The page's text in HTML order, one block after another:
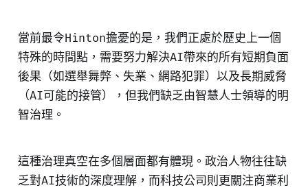
當前最令Hinton擔憂的是，我們正處於歷史上一個
特殊的時間點，需要努力解決AI帶來的所有短期負面
後果（如選舉舞弊、失業、網路犯罪）以及長期威脅
（AI可能的接管），但我們缺乏由智慧人士領導的明
智治理。
這種治理真空在多個層面都有體現。政治人物往往缺
乏對AI技術的深度理解，而科技公司則更關注商業利